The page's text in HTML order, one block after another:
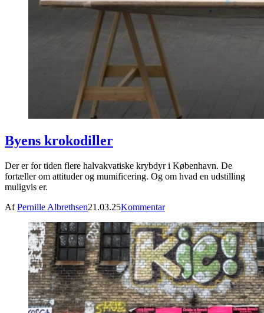
Byens krokodiller
Der er for tiden flere halvakvatiske krybdyr i København. De
fortæller om attituder og mumificering. Og om hvad en udstilling
muligvis er.
AfPernille Albrethsen21.03.25Kommentar